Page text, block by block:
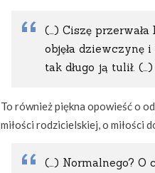
(…) Ciszę przerwała
objęła dziewczynę
tak długo ją tulił. (…)
To również piękna opowieść o
miłości rodzicielskiej, o miłości
(…) Normalnego? O